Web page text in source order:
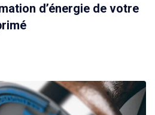
d’énergie de votre